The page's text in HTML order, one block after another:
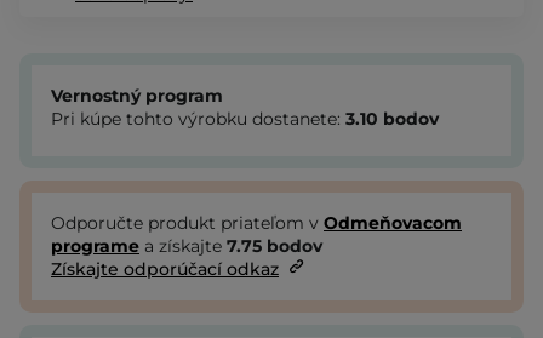
Vernostný program
Pri kúpe tohto výrobku dostanete: 3.10 bodov
Odporučte produkt priateľom v Odmeňovacom
programe a získajte 7.75 bodov
Získajte odporúčací odkaz